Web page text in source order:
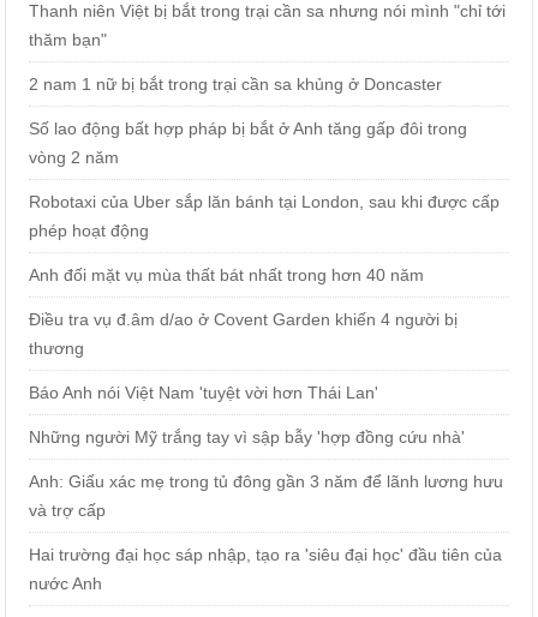
Thanh niên Việt bị bắt trong trại cần sa nhưng nói mình "chỉ tới
thăm bạn"
2 nam 1 nữ bị bắt trong trại cần sa khủng ở Doncaster
Số lao động bất hợp pháp bị bắt ở Anh tăng gấp đôi trong
vòng 2 năm
Robotaxi của Uber sắp lăn bánh tại London, sau khi được cấp
phép hoạt động
Anh đối mặt vụ mùa thất bát nhất trong hơn 40 năm
Điều tra vụ đ.âm d/ao ở Covent Garden khiến 4 người bị
thương
Báo Anh nói Việt Nam 'tuyệt vời hơn Thái Lan'
Những người Mỹ trắng tay vì sập bẫy 'hợp đồng cứu nhà'
Anh: Giấu xác mẹ trong tủ đông gần 3 năm để lãnh lương hưu
và trợ cấp
Hai trường đại học sáp nhập, tạo ra 'siêu đại học' đầu tiên của
nước Anh